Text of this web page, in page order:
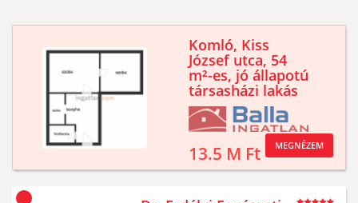
Komló, Kiss
József utca, 54
m²-es, jó állapotú
társasházi lakás
13.5 M Ft MEGNÉZEM